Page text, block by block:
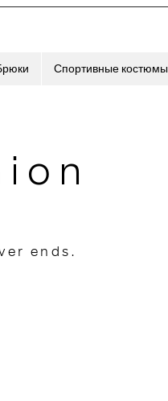
Спортивные костюмы
ends.